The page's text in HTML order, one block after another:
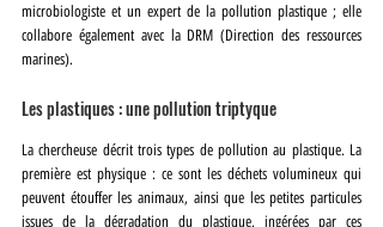
microbiologiste et un expert de la pollution plastique ; elle
collabore également avec la DRM (Direction des ressources
marines).
Les plastiques : une pollution triptyque
La chercheuse décrit trois types de pollution au plastique. La
première est physique : ce sont les déchets volumineux qui
peuvent étouffer les animaux, ainsi que les petites particules
issues de la dégradation du plastique, ingérées par ces